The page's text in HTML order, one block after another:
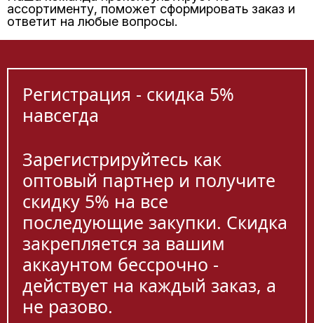
ассортименту, поможет сформировать заказ и
ответит на любые вопросы.
Регистрация - скидка 5%
навсегда
Зарегистрируйтесь как
оптовый партнер и получите
скидку 5% на все
последующие закупки. Скидка
закрепляется за вашим
аккаунтом бессрочно -
действует на каждый заказ, а
не разово.